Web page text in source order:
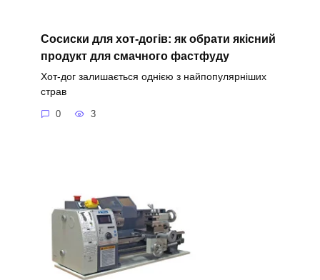
Сосиски для хот-догів: як обрати якісний
продукт для смачного фастфуду
Хот-дог залишається однією з найпопулярніших
страв
0 3